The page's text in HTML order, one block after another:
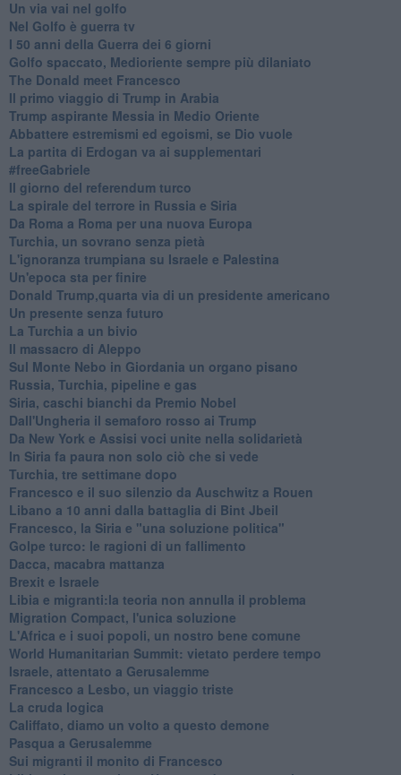
Un via vai nel golfo
Nel Golfo è guerra tv
I 50 anni della Guerra dei 6 giorni
Golfo spaccato, Medioriente sempre più dilaniato
The Donald meet Francesco
Il primo viaggio di Trump in Arabia
Trump aspirante Messia in Medio Oriente
Abbattere estremismi ed egoismi, se Dio vuole
La partita di Erdogan va ai supplementari
#freeGabriele
Il giorno del referendum turco
La spirale del terrore in Russia e Siria
Da Roma a Roma per una nuova Europa
Turchia, un sovrano senza pietà
L'ignoranza trumpiana su Israele e Palestina
Un'epoca sta per finire
Donald Trump,quarta via di un presidente americano
Un presente senza futuro
La Turchia a un bivio
Il massacro di Aleppo
Sul Monte Nebo in Giordania un organo pisano
Russia, Turchia, pipeline e gas
Siria, caschi bianchi da Premio Nobel
Dall'Ungheria il semaforo rosso ai Trump
Da New York e Assisi voci unite nella solidarietà
In Siria fa paura non solo ciò che si vede
Turchia, tre settimane dopo
Francesco e il suo silenzio da Auschwitz a Rouen
Libano a 10 anni dalla battaglia di Bint Jbeil
Francesco, la Siria e "una soluzione politica"
Golpe turco: le ragioni di un fallimento
Dacca, macabra mattanza
Brexit e Israele
Libia e migranti:la teoria non annulla il problema
Migration Compact, l'unica soluzione
L'Africa e i suoi popoli, un nostro bene comune
World Humanitarian Summit: vietato perdere tempo
Israele, attentato a Gerusalemme
Francesco a Lesbo, un viaggio triste
La cruda logica
Califfato, diamo un volto a questo demone
Pasqua a Gerusalemme
Sui migranti il monito di Francesco